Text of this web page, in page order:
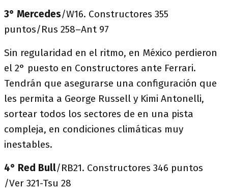
3° Mercedes/W16. Constructores 355
puntos/Rus 258–Ant 97
Sin regularidad en el ritmo, en México perdieron
el 2° puesto en Constructores ante Ferrari.
Tendrán que asegurarse una configuración que
les permita a George Russell y Kimi Antonelli,
sortear todos los sectores de en una pista
compleja, en condiciones climáticas muy
inestables.
4° Red Bull/RB21. Constructores 346 puntos
/Ver 321-Tsu 28